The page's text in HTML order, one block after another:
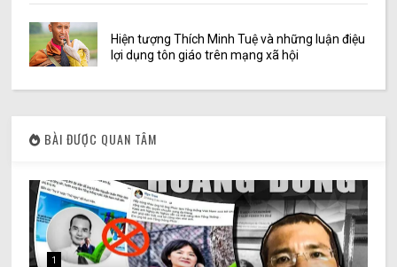
Hiện tượng Thích Minh Tuệ và những luận điệu
lợi dụng tôn giáo trên mạng xã hội
BÀI ĐƯỢC QUAN TÂM
1